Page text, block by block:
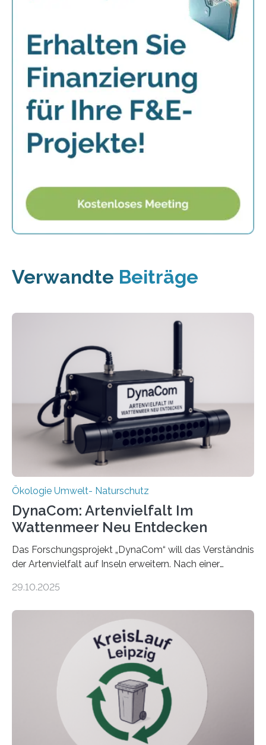
Verwandte Beiträge
Ökologie Umwelt- Naturschutz
DynaCom: Artenvielfalt Im
Wattenmeer Neu Entdecken
Das Forschungsprojekt „DynaCom“ will das Verständnis
der Artenvielfalt auf Inseln erweitern. Nach einer
Beobachtungen im Wattenmeer ist nun eine große
Oldenburg befassen sich insbesondere damit, wie ein
Ökosystem gedeiht – und wie sich dieser Prozess
verlässlich prognostizieren lässt. Grünes Licht für
„DynaCom“: Die Deutsche Forschungsgemeinschaft
(DFG) fördert das Anfang 2019 gestartete
Forschungsprojekt an der Universität Oldenburg für
zwei weitere Jahre mit rund 1,2 Millionen Euro. „Wir
freuen uns sehr über…
29.10.2025